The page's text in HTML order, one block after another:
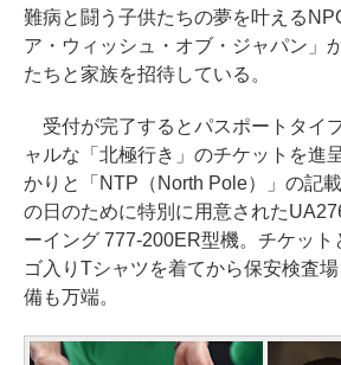
難病と闘う子供たちの夢を叶える
ア・ウィッシュ・オブ・ジャパン」
たちと家族を招待している。
受付が完了するとパスポートタイ
ャルな「北極行き」のチケットを進
かりと「NTP（North Pole）」の記
の日のために特別に用意された
ーイング 777-200ER型機。チケット
ゴ入りTシャツを着てから保安検査
備も万端。